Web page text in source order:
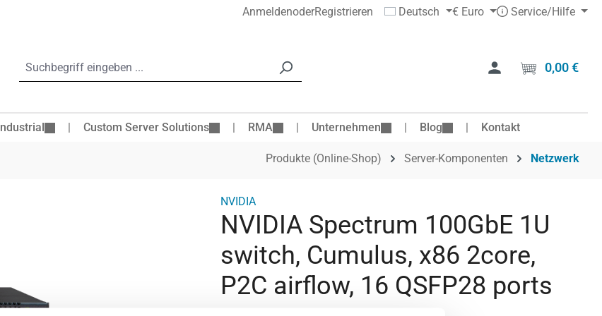
AnmeldenoderRegistrieren Deutsch € Euro Service/Hilfe
0,00 €
Industrial Custom Server Solutions RMA Unternehmen Blog Kontakt
Produkte (Online-Shop) Server-Komponenten Netzwerk
NVIDIA
NVIDIA Spectrum 100GbE 1U
switch, Cumulus, x86 2core,
P2C airflow, 16 QSFP28 ports